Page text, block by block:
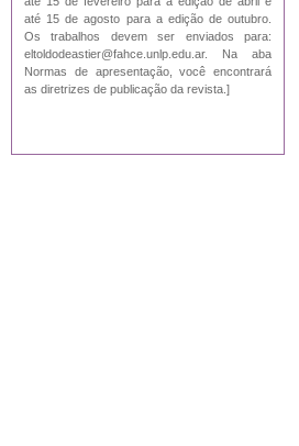
até 15 de agosto para a edição de outubro.
Os trabalhos devem ser enviados para:
eltoldodeastier@fahce.unlp.edu.ar. Na aba
Normas de apresentação, você encontrará
as diretrizes de publicação da revista.]